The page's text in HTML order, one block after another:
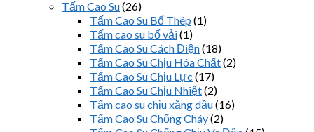
Tấm Cao Su(26)
Tấm Cao Su Bố Thép (1)
Tấm cao su bố vải(1)
Tấm Cao Su Cách Điện(18)
Tấm Cao Su Chịu Hóa Chất(2)
Tấm Cao Su Chịu Lực (17)
Tấm Cao Su Chịu Nhiệt(2)
Tấm cao su chịu xăng dầu(16)
Tấm Cao Su Chống Cháy(2)